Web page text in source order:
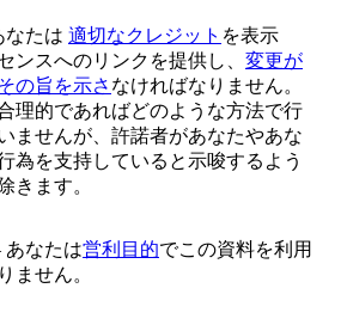
たは 適切なクレジット を表示
ンスへのリンクを提供し、 変更が
の旨を示さ なければなりません。
理的であればどのような方法で行
ませんが、許諾者があなたやあな
為を支持していると示唆するよう
きます。
なたは営利目的でこの資料を利用
ません。